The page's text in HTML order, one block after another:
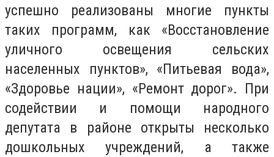
успешно реализованы многие пункты
таких программ, как «Восстановление
уличного освещения сельских
населенных пунктов», «Питьевая вода»,
«Здоровье нации», «Ремонт дорог». При
содействии и помощи народного
депутата в районе открыты несколько
дошкольных учреждений, а также